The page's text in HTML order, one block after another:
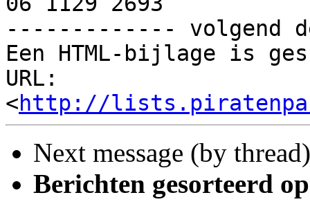
------------- volgend
Een HTML-bijlage is
URL:
<http://
Next message (by
Berichten gesorteerd